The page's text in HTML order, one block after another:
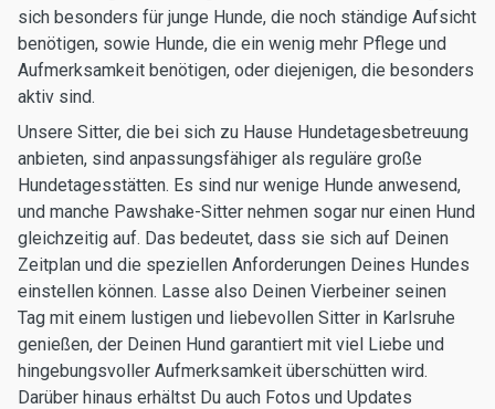
sich besonders für junge Hunde, die noch ständige Aufsicht
benötigen, sowie Hunde, die ein wenig mehr Pflege und
Aufmerksamkeit benötigen, oder diejenigen, die besonders
aktiv sind.
Unsere Sitter, die bei sich zu Hause Hundetagesbetreuung
anbieten, sind anpassungsfähiger als reguläre große
Hundetagesstätten. Es sind nur wenige Hunde anwesend,
und manche Pawshake-Sitter nehmen sogar nur einen Hund
gleichzeitig auf. Das bedeutet, dass sie sich auf Deinen
Zeitplan und die speziellen Anforderungen Deines Hundes
einstellen können. Lasse also Deinen Vierbeiner seinen
Tag mit einem lustigen und liebevollen Sitter in Karlsruhe
genießen, der Deinen Hund garantiert mit viel Liebe und
hingebungsvoller Aufmerksamkeit überschütten wird.
Darüber hinaus erhältst Du auch Fotos und Updates